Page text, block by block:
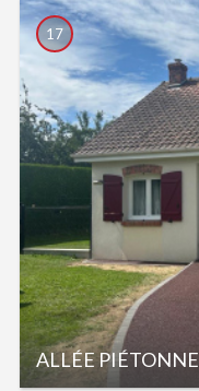
ALLÉE PIÉTONNE
17